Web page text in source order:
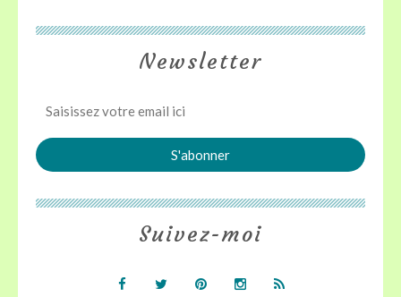
Newsletter
Suivez-moi